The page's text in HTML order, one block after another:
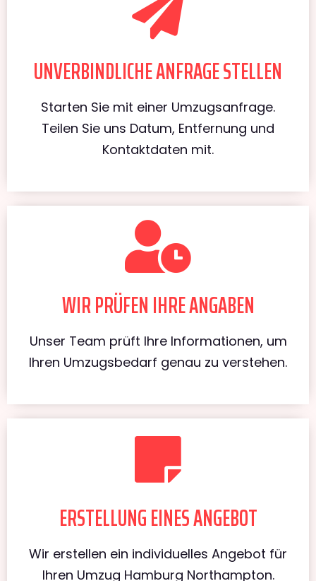
UNVERBINDLICHE ANFRAGE STELLEN
Starten Sie mit einer Umzugsanfrage.
Teilen Sie uns Datum, Entfernung und
Kontaktdaten mit.
WIR PRÜFEN IHRE ANGABEN
Unser Team prüft Ihre Informationen, um
Ihren Umzugsbedarf genau zu verstehen.
ERSTELLUNG EINES ANGEBOT
Wir erstellen ein individuelles Angebot für
Ihren Umzug Hamburg Northampton.